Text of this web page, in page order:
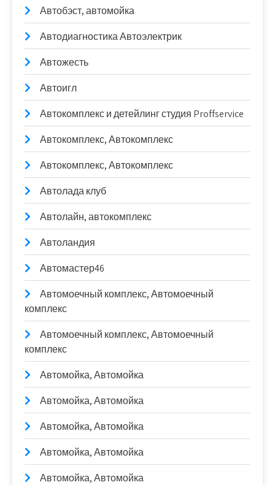
Автобэст, автомойка
Автодиагностика Автоэлектрик
Автожесть
Автоигл
Автокомплекс и детейлинг студия Proffservice
Автокомплекс, Автокомплекс
Автокомплекс, Автокомплекс
Автолада клуб
Автолайн, автокомплекс
Автоландия
Автомастер46
Автомоечный комплекс, Автомоечный
комплекс
Автомоечный комплекс, Автомоечный
комплекс
Автомойка, Автомойка
Автомойка, Автомойка
Автомойка, Автомойка
Автомойка, Автомойка
Автомойка, Автомойка